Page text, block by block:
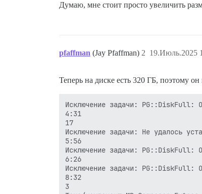
Думаю, мне стоит просто увеличить
pfaffman (Jay Pfaffman) 19.Июль.2025
2
Теперь на диске есть 320 ГБ, поэтому
Исключение задачи: PG::DiskFull:
4:31
17
Исключение задачи: Не удалось
5:56
Исключение задачи: PG::DiskFull:
6:26
Исключение задачи: PG::DiskFull:
8:32
3